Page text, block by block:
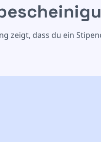
zeigt, dass du ein